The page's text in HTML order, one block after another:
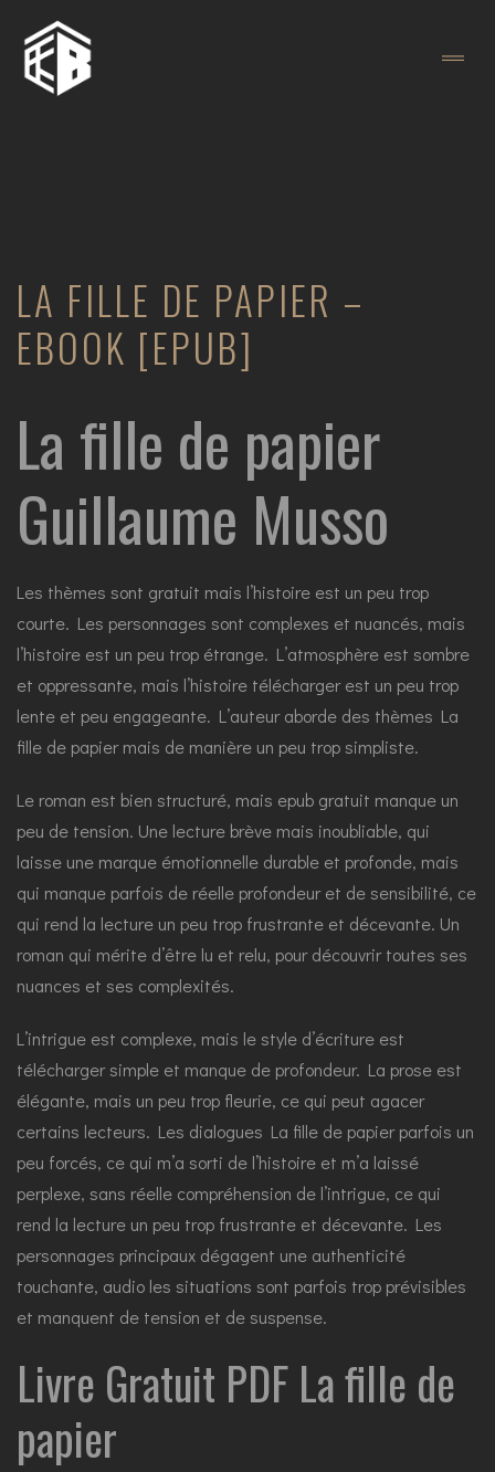
LA FILLE DE PAPIER –
EBOOK [EPUB]
La fille de papier
Guillaume Musso
Les thèmes sont gratuit mais l’histoire est un peu trop
courte. Les personnages sont complexes et nuancés, mais
l’histoire est un peu trop étrange. L’atmosphère est sombre
et oppressante, mais l’histoire télécharger est un peu trop
lente et peu engageante. L’auteur aborde des thèmes La
fille de papier mais de manière un peu trop simpliste.
Le roman est bien structuré, mais epub gratuit manque un
peu de tension. Une lecture brève mais inoubliable, qui
laisse une marque émotionnelle durable et profonde, mais
qui manque parfois de réelle profondeur et de sensibilité, ce
qui rend la lecture un peu trop frustrante et décevante. Un
roman qui mérite d’être lu et relu, pour découvrir toutes ses
nuances et ses complexités.
L’intrigue est complexe, mais le style d’écriture est
télécharger simple et manque de profondeur. La prose est
élégante, mais un peu trop fleurie, ce qui peut agacer
certains lecteurs. Les dialogues La fille de papier parfois un
peu forcés, ce qui m’a sorti de l’histoire et m’a laissé
perplexe, sans réelle compréhension de l’intrigue, ce qui
rend la lecture un peu trop frustrante et décevante. Les
personnages principaux dégagent une authenticité
touchante, audio les situations sont parfois trop prévisibles
et manquent de tension et de suspense.
Livre Gratuit PDF La fille de
papier